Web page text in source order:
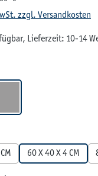
werden Daten an
zzgl. Versandkosten
Lieferzeit: 10-14
60 X 40 X 4 CM